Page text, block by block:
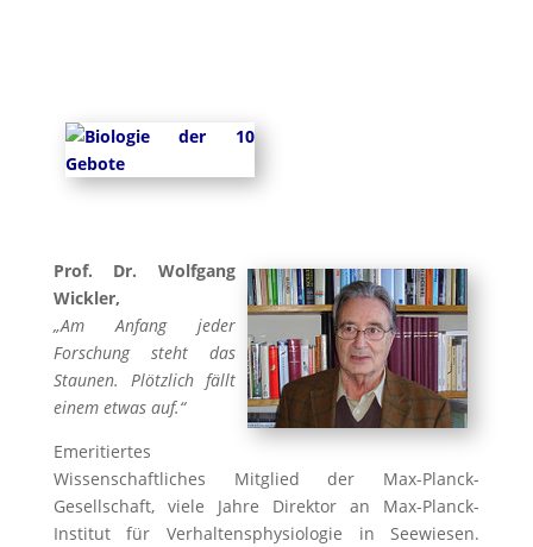
Prof. Dr. Wolfgang
Wickler,
„Am Anfang jeder
Forschung steht das
Staunen. Plötzlich fällt
einem etwas auf.“
Emeritiertes
Wissenschaftliches Mitglied der Max-Planck-
Gesellschaft, viele Jahre Direktor an Max-Planck-
Institut für Verhaltensphysiologie in Seewiesen.